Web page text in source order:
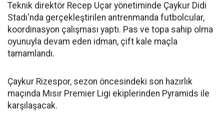
Teknik direktör Recep Uçar yönetiminde Çaykur Didi
Stadı'nda gerçekleştirilen antrenmanda futbolcular,
koordinasyon çalışması yaptı. Pas ve topa sahip olma
oyunuyla devam eden idman, çift kale maçla
tamamlandı.
Çaykur Rizespor, sezon öncesindeki son hazırlık
maçında Mısır Premier Ligi ekiplerinden Pyramids ile
karşılaşacak.